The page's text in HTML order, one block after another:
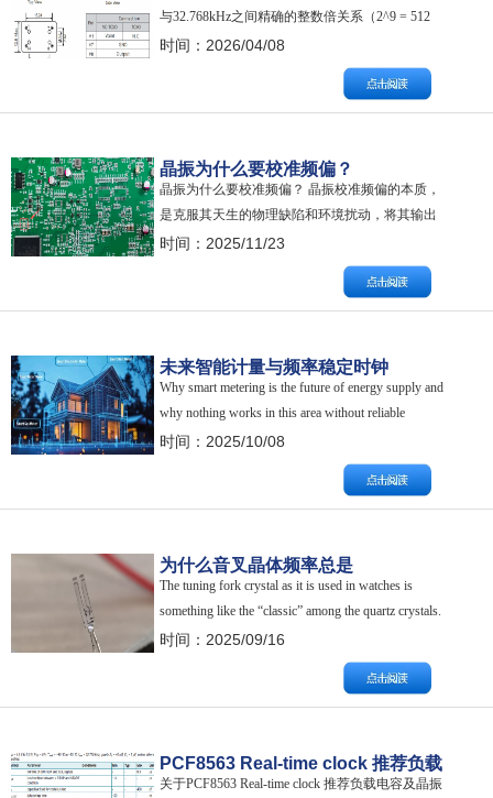
与32.768kHz之间精确的整数倍关系（2^9 = 512
倍），通过分频来生成高精度的实时时钟（RTC）
信号，同时它也是各种网络通信设备中的基础频
率参考源。 16.777216MHz晶振主要用途如下：
1、计时与实时时钟(RTC) 作为核心频率…
时间：2026/04/08
晶振为什么要校准频偏？
晶振为什么要校准频偏？ 晶振校准频偏的本质，
是克服其天生的物理缺陷和环境扰动，将其输出
频率的准确度和稳定度提升到满足特定应用要求
的水平。 换句话说，这是一个在精度、成本和复
杂性之间取得平衡的过程。从几毛钱的普通晶振
到上千元的高稳晶振（OCXO），其核心区别就
艺…
时间：2025/11/23
未来智能计量与频率稳定时钟
Why smart metering is the future of energy supply and
why nothing works in this area without reliable
frequency components and stable power sources? 为…
时间：2025/10/08
为什么音叉晶体频率总是
32.768kHz？
The tuning fork crystal as it is used in watches is
something like the “classic” among the quartz crystals.
Its frequency is always exactly 32.768 kHz…
时间：2025/09/16
PCF8563 Real-time clock 推荐负载
电容及晶振电气参数
关于PCF8563 Real-time clock 推荐负载电容及晶振